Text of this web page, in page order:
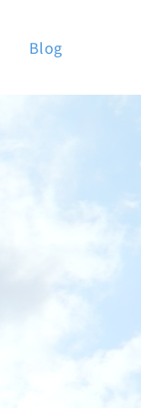
Blog